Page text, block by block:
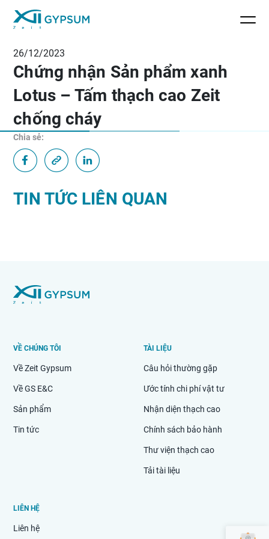
26/12/2023
Chứng nhận Sản phẩm xanh
Lotus – Tấm thạch cao Zeit
chống cháy
Chia sẻ:
TIN TỨC LIÊN QUAN
VỀ CHÚNG TÔI
Về Zeit Gypsum
Về GS E&C
Sản phẩm
Tin tức
TÀI LIỆU
Câu hỏi thường gặp
Ước tính chi phí vật tư
Nhận diện thạch cao
Chính sách bảo hành
Thư viện thạch cao
Tải tài liệu
LIÊN HỆ
Liên hệ